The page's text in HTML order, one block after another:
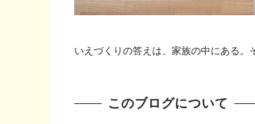
いえづくりの答えは、家族の中にある。
このブログについて